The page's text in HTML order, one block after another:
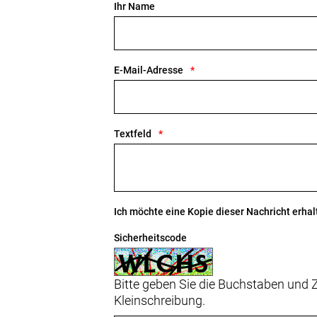
Mit Starrgabel kann der Rahmen bis
Geschlecht: Damen
Schlossaufnahme
Rahmengröße: S
Gangschaltung: Shimano CUES
Anzahl Gänge: 1
Schalthebel: Shimano CUES U4000
Hinterradbremse: Hydraulische
Ihr Name
E-Mail-Adresse
Textfeld
Ich möchte eine Kopie dieser Nachricht
Sicherheitscode
Bitte geben Sie die Buchstaben und
Kleinschreibung.